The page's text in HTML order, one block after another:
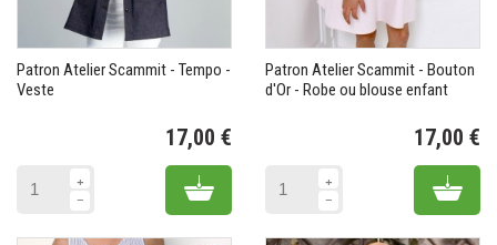
Patron Atelier Scammit - Tempo -
Veste
17,00 €
Add to cart
Patron Atelier Scammit - Bouton
d'Or - Robe ou blouse enfant
17,00 €
Add